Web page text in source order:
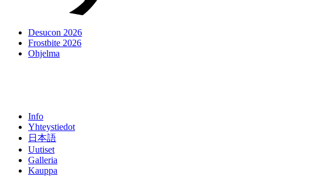
Desucon 2026
Frostbite 2026
Ohjelma
Info
Yhteystiedot
日本語
Uutiset
Galleria
Kauppa